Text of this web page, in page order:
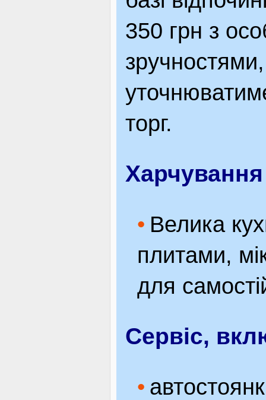
350 грн з
торг.
Харчування
Велика
плитами,
для
Сервіс,